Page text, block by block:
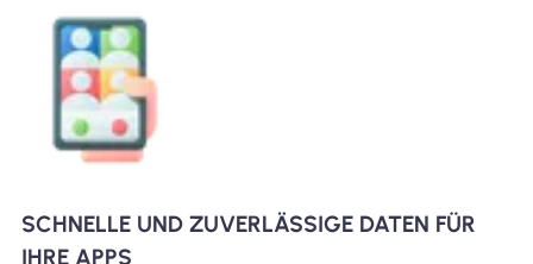
SCHNELLE UND ZUVERLÄSSIGE DATEN FÜR
IHRE APPS